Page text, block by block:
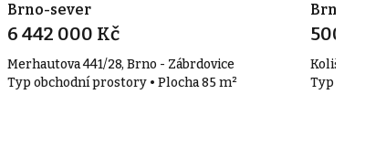
Brno-sever
6 442 000 Kč
Merhautova 441/28, Brno - Zábrdovice
Typ obchodní prostory • Plocha 85 m²
Brno -
500
Koliště
Typ